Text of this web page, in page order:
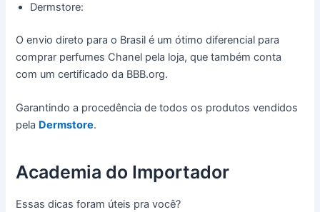
Dermstore:
O envio direto para o Brasil é um ótimo diferencial para
comprar perfumes Chanel pela loja, que também conta
com um certificado da BBB.org.
Garantindo a procedência de todos os produtos vendidos
pela Dermstore.
Academia do Importador
Essas dicas foram úteis pra você?